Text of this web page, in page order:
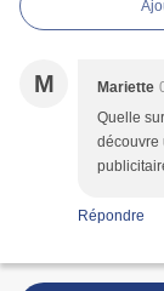
M Mariette
Quelle
découvre
Répondre